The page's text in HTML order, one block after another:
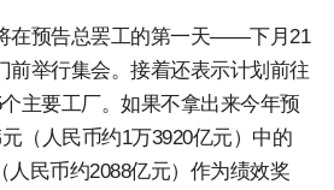
在预告总罢工的第一天——下月21
前举行集会。接着还表示计划前往
主要工厂。如果不拿出来今年预
（人民币约1万3920亿元）中的
民币约2088亿元）作为绩效奖